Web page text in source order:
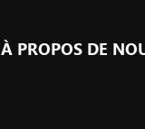
À PROPOS DE